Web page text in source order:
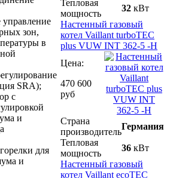
зон,
в
SRA);
с
и
для
и
Тепловая
мощность
32 кВт
Настенный газовый
котел Vaillant turboTEC
plus VUW INT 362-5 -H
Цена:
470 600
руб
Страна
производитель
Германия
Тепловая
мощность
36 кВт
Настенный газовый
котел Vaillant ecoTEC